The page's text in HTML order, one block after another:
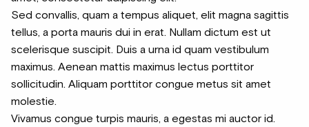
Sed convallis, quam a tempus aliquet, elit magna sagittis
tellus, a porta mauris dui in erat. Nullam dictum est ut
scelerisque suscipit. Duis a urna id quam vestibulum
maximus. Aenean mattis maximus lectus porttitor
sollicitudin. Aliquam porttitor congue metus sit amet
molestie.
Vivamus congue turpis mauris, a egestas mi auctor id.